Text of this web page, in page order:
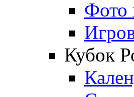
Фото
Кубок